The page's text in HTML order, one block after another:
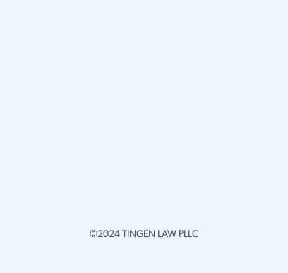
©2024 TINGEN LAW PLLC